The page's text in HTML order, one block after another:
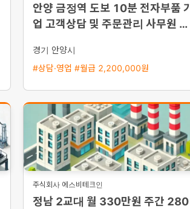
안양 금정역 도보 10분 전자부품 기
업 고객상담 및 주문관리 사무원 채
경기 안양시
#상담·영업 #월급 2,200,000원
주식회사 에스비테크인
정남 2교대 월 330만원 주간 280